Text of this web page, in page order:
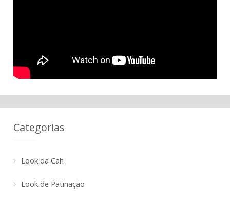
Categorias
Look da Cah
Look de Patinação